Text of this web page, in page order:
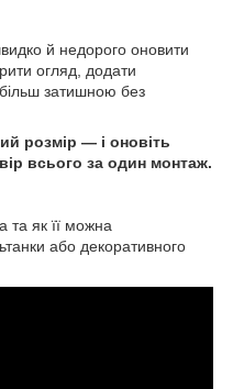
й недорого оновити
огляд, додати
більш затишною без
розмір — і оновіть
всього за один монтаж.
та як її можна
або декоративного